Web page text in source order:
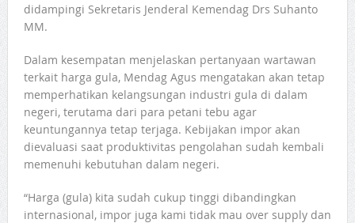
didampingi Sekretaris Jenderal Kemendag Drs Suhanto
MM.
Dalam kesempatan menjelaskan pertanyaan wartawan
terkait harga gula, Mendag Agus mengatakan akan tetap
memperhatikan kelangsungan industri gula di dalam
negeri, terutama dari para petani tebu agar
keuntungannya tetap terjaga. Kebijakan impor akan
dievaluasi saat produktivitas pengolahan sudah kembali
memenuhi kebutuhan dalam negeri.
“Harga (gula) kita sudah cukup tinggi dibandingkan
internasional, impor juga kami tidak mau over supply dan